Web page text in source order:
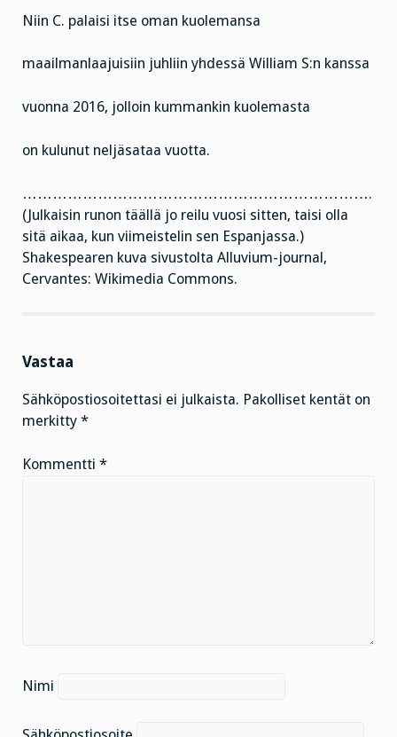
Niin C. palaisi itse oman kuolemansa
maailmanlaajuisiin juhliin yhdessä William S:n kanssa
vuonna 2016, jolloin kummankin kuolemasta
on kulunut neljäsataa vuotta.
…………………………………………………………….
(Julkaisin runon täällä jo reilu vuosi sitten, taisi olla
sitä aikaa, kun viimeistelin sen Espanjassa.)
Shakespearen kuva sivustolta Alluvium-journal,
Cervantes: Wikimedia Commons.
Vastaa
Sähköpostiosoitettasi ei julkaista. Pakolliset kentät on
merkitty *
Kommentti *
Nimi